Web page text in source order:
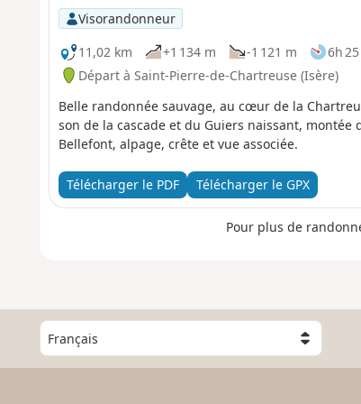
Visorandonneur
11,02 km
+1 134 m -1 121 m 6h 25
Départ à Saint-Pierre-de-Chartreuse (Isère)
Belle randonnée sauvage, au cœur de la
son de la cascade et du Guiers naissant,
Bellefont, alpage, crête et vue associée.
Télécharger le PDF Télécharger le GPX
Pour plus de
C
h
o